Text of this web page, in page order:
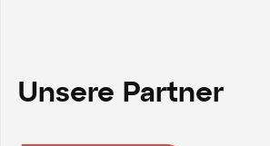
Unsere Partner